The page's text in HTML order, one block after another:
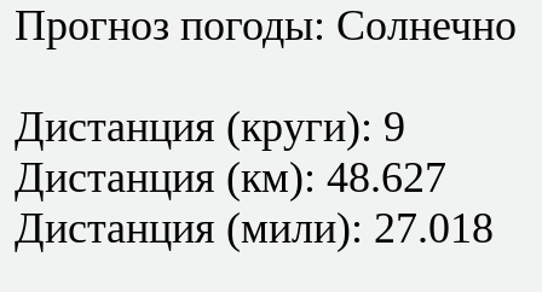
Прогноз погоды: Солнечно
Дистанция (круги): 9
Дистанция (км): 48.627
Дистанция (мили): 27.018